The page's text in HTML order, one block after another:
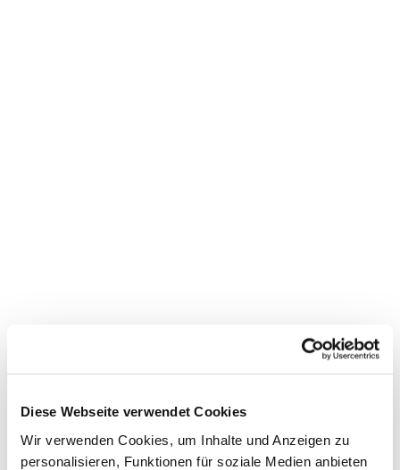
Diese Webseite verwendet Cookies
Wir verwenden Cookies, um Inhalte und Anzeigen zu
personalisieren, Funktionen für soziale Medien anbieten
Dies könnte Sie auch
interessieren